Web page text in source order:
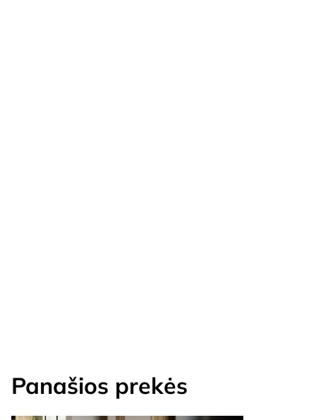
Panašios prekės